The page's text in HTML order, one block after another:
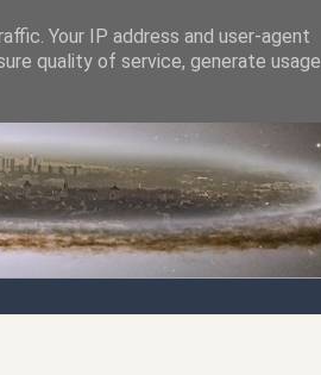
Italiens
Your IP address and user-agent
quality of service, generate usage